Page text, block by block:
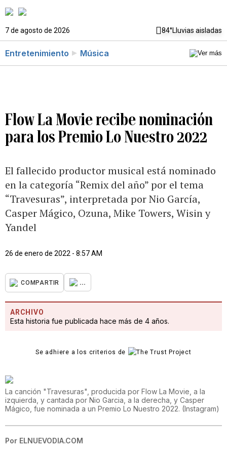
7 de agosto de 2026 84°Lluvias aisladas
Entretenimiento Música
Flow La Movie recibe nominación
para los Premio Lo Nuestro 2022
El fallecido productor musical está nominado
en la categoría “Remix del año” por el tema
“Travesuras”, interpretada por Nio García,
Casper Mágico, Ozuna, Mike Towers, Wisin y
Yandel
26 de enero de 2022 - 8:57 AM
COMPARTIR ...
ARCHIVO
Esta historia fue publicada hace más de 4 años.
Se adhiere a los criterios de
La canción "Travesuras", producida por Flow La Movie, a la
izquierda, y cantada por Nio Garcia, a la derecha, y Casper
Mágico, fue nominada a un Premio Lo Nuestro 2022. (Instagram)
Por ELNUEVODIA.COM